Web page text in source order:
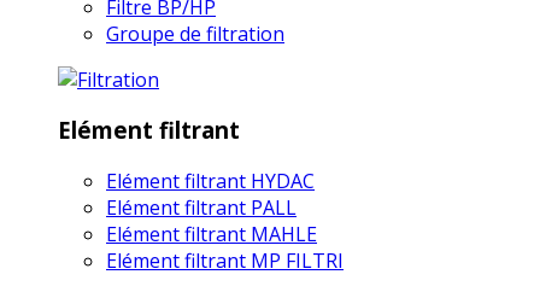
Filtre BP/HP
Groupe de filtration
Elément filtrant
Elément filtrant HYDAC
Elément filtrant PALL
Elément filtrant MAHLE
Elément filtrant MP FILTRI